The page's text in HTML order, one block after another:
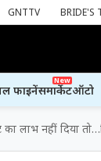
GNTTV BRIDE'S
फाइनेंस
New
मार्केटऑटो
लाभ नहीं दिया